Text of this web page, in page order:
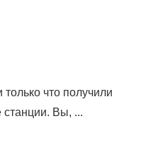
что получили
станции. Вы, ...